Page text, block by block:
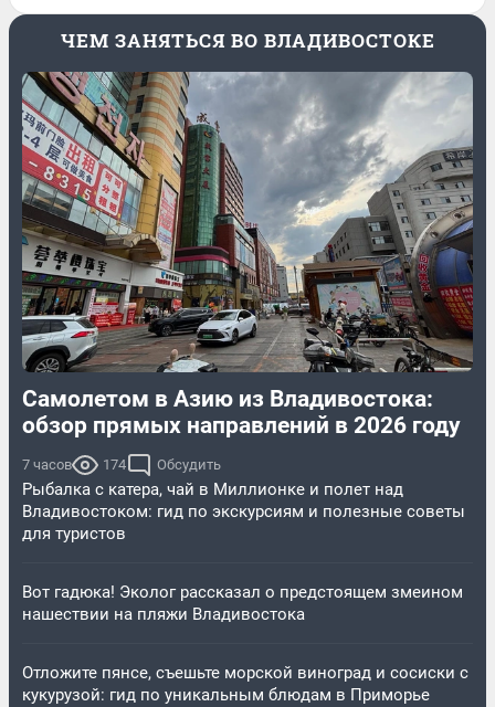
ЧЕМ ЗАНЯТЬСЯ ВО ВЛАДИВОСТОКЕ
Самолетом в Азию из Владивостока:
обзор прямых направлений в 2026 году
7 часов 174 Обсудить
Рыбалка с катера, чай в Миллионке и полет над
Владивостоком: гид по экскурсиям и полезные советы
для туристов
Вот гадюка! Эколог рассказал о предстоящем змеином
нашествии на пляжи Владивостока
Отложите пянсе, съешьте морской виноград и сосиски с
кукурузой: гид по уникальным блюдам в Приморье